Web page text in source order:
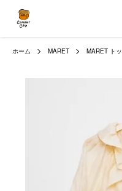
ホーム MARET MARET ト